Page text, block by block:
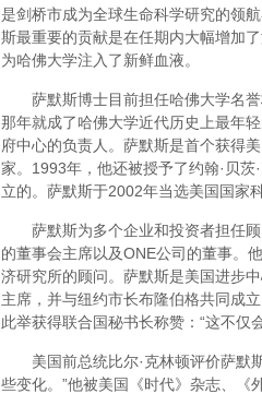
是剑桥市成为全球生命科学研究的领
斯最重要的贡献是在任期内大幅增加
为哈佛大学注入了新鲜血液。
萨默斯博士目前担任哈佛大学名誉
那年就成了哈佛大学近代历史上最年
府中心的负责人。萨默斯是首个获得
家。1993年，他还被授予了约翰·贝
立的。萨默斯于2002年当选美国国家
萨默斯为多个企业和投资者担任顾
的董事会主席以及ONE公司的董事。
济研究所的顾问。萨默斯是美国进步
主席，并与纽约市长布隆伯格共同成
此举获得联合国秘书长称赞：“这不仅
美国前总统比尔·克林顿评价萨默斯
些变化。”他被美国《时代》杂志、《